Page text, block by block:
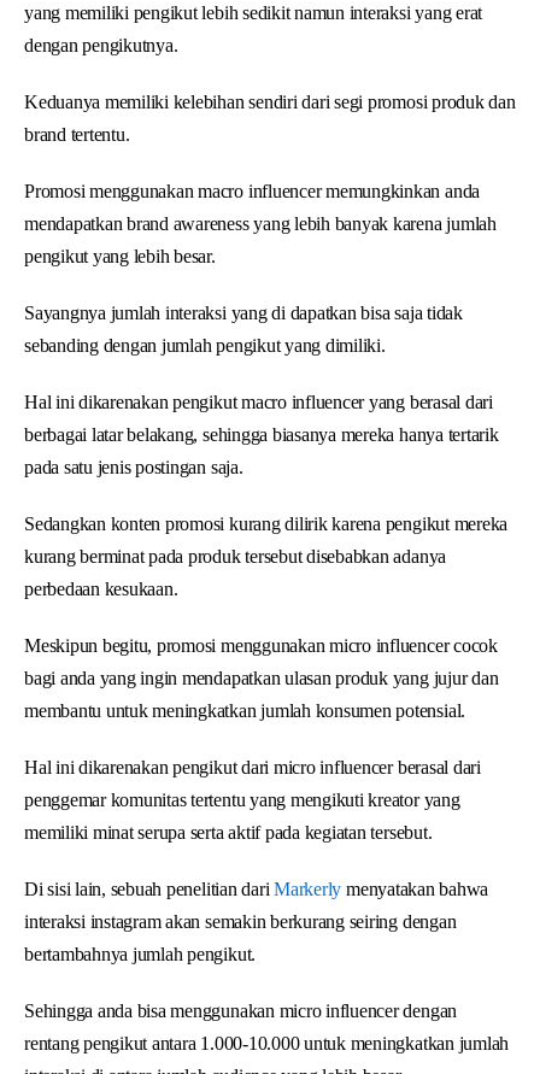
yang memiliki pengikut lebih sedikit namun interaksi yang erat
dengan pengikutnya.
Keduanya memiliki kelebihan sendiri dari segi promosi produk dan
brand tertentu.
Promosi menggunakan macro influencer memungkinkan anda
mendapatkan brand awareness yang lebih banyak karena jumlah
pengikut yang lebih besar.
Sayangnya jumlah interaksi yang di dapatkan bisa saja tidak
sebanding dengan jumlah pengikut yang dimiliki.
Hal ini dikarenakan pengikut macro influencer yang berasal dari
berbagai latar belakang, sehingga biasanya mereka hanya tertarik
pada satu jenis postingan saja.
Sedangkan konten promosi kurang dilirik karena pengikut mereka
kurang berminat pada produk tersebut disebabkan adanya
perbedaan kesukaan.
Meskipun begitu, promosi menggunakan micro influencer cocok
bagi anda yang ingin mendapatkan ulasan produk yang jujur dan
membantu untuk meningkatkan jumlah konsumen potensial.
Hal ini dikarenakan pengikut dari micro influencer berasal dari
penggemar komunitas tertentu yang mengikuti kreator yang
memiliki minat serupa serta aktif pada kegiatan tersebut.
Di sisi lain, sebuah penelitian dari Markerly menyatakan bahwa
interaksi instagram akan semakin berkurang seiring dengan
bertambahnya jumlah pengikut.
Sehingga anda bisa menggunakan micro influencer dengan
rentang pengikut antara 1.000-10.000 untuk meningkatkan jumlah